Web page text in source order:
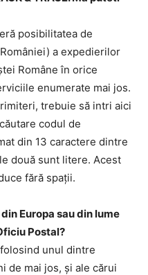
posibilitatea de
a expedierilor
Române în orice
enumerate mai jos.
trebuie să intri aici
codul de
din 13 caractere dintre
două sunt litere. Acest
fără spaţii.
Europa sau din lume
Postal?
unul dintre
de mai jos, şi ale cărui